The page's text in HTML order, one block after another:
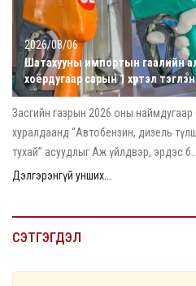
2026/08/06
Шатахууны импортын гаалийн
хоёрдугаар сарын 1 хүртэл
Засгийн газрын 2026 оны
хуралдаанд “Автобензин, дизель
тухай” асуудлыг Аж үйлдвэр, эрдэс б...
Дэлгэрэнгүй унших...
СЭТГЭГДЭЛ